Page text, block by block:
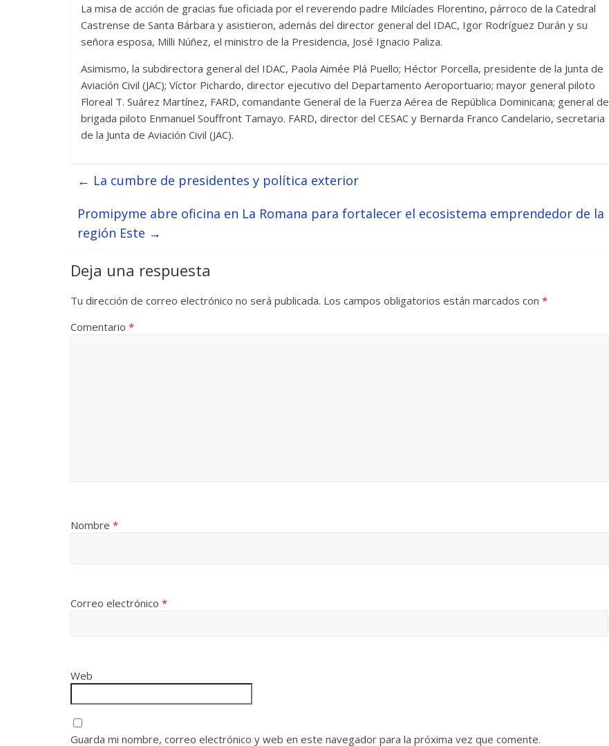
La misa de acción de gracias fue oficiada por el reverendo padre Milcíades Florentino, párroco de la Catedral
Castrense de Santa Bárbara y asistieron, además del director general del IDAC, Igor Rodríguez Durán y su
señora esposa, Milli Núñez, el ministro de la Presidencia, José Ignacio Paliza.
Asimismo, la subdirectora general del IDAC, Paola Aimée Plá Puello; Héctor Porcella, presidente de la Junta de
Aviación Civil (JAC); Víctor Pichardo, director ejecutivo del Departamento Aeroportuario; mayor general piloto
Floreal T. Suárez Martínez, FARD, comandante General de la Fuerza Aérea de República Dominicana; general de
brigada piloto Enmanuel Souffront Tamayo. FARD, director del CESAC y Bernarda Franco Candelario, secretaria
de la Junta de Aviación Civil (JAC).
← La cumbre de presidentes y política exterior
Promipyme abre oficina en La Romana para fortalecer el ecosistema emprendedor de la
región Este →
Deja una respuesta
Tu dirección de correo electrónico no será publicada. Los campos obligatorios están marcados con *
Comentario *
Nombre *
Correo electrónico *
Web
Guarda mi nombre, correo electrónico y web en este navegador para la próxima vez que comente.